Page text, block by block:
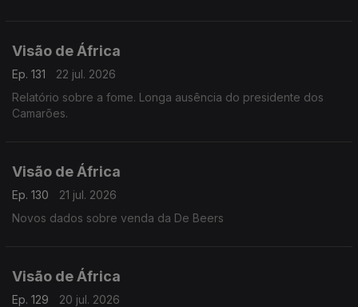
Visão de África
Ep. 131
22 jul. 2026
Relatório sobre a fome. Longa ausência do presidente dos
Camarões.
Visão de África
Ep. 130
21 jul. 2026
Novos dados sobre venda da De Beers
Visão de África
Ep. 129
20 jul. 2026